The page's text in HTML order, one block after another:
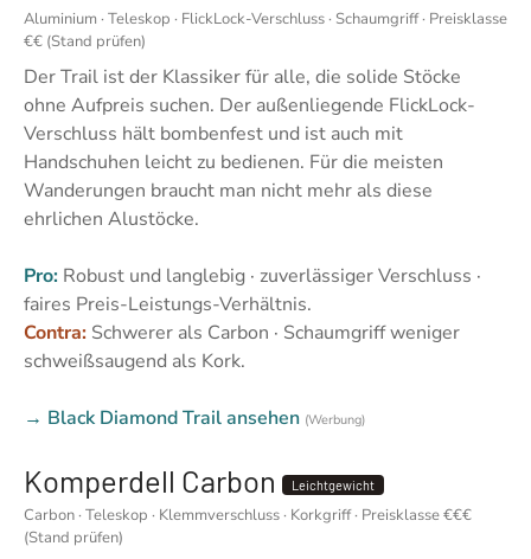
Aluminium · Teleskop · FlickLock-Verschluss · Schaumgriff · Preisklasse
€€ (Stand prüfen)
Der Trail ist der Klassiker für alle, die solide Stöcke
ohne Aufpreis suchen. Der außenliegende FlickLock-
Verschluss hält bombenfest und ist auch mit
Handschuhen leicht zu bedienen. Für die meisten
Wanderungen braucht man nicht mehr als diese
ehrlichen Alustöcke.
Pro: Robust und langlebig · zuverlässiger Verschluss ·
faires Preis-Leistungs-Verhältnis.
Contra: Schwerer als Carbon · Schaumgriff weniger
schweißsaugend als Kork.
→ Black Diamond Trail ansehen (Werbung)
Komperdell Carbon Leichtgewicht
Carbon · Teleskop · Klemmverschluss · Korkgriff · Preisklasse €€€
(Stand prüfen)